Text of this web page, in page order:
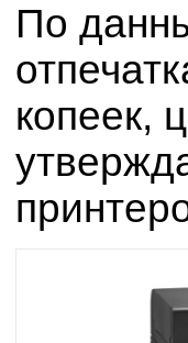
По
копеек,